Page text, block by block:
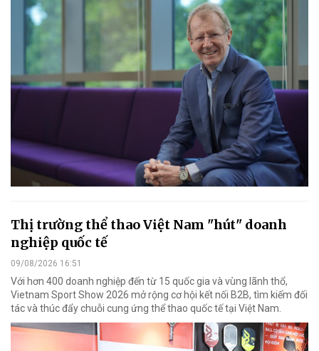
Thị trường thể thao Việt Nam "hút" doanh
nghiệp quốc tế
09/08/2026 16:51
Với hơn 400 doanh nghiệp đến từ 15 quốc gia và vùng lãnh thổ,
Vietnam Sport Show 2026 mở rộng cơ hội kết nối B2B, tìm kiếm đối
tác và thúc đẩy chuỗi cung ứng thể thao quốc tế tại Việt Nam.